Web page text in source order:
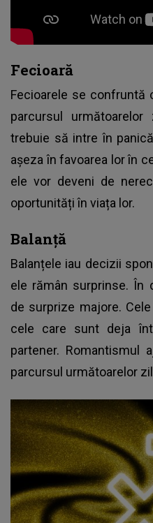
Fecioară
Fecioarele se confruntă
parcursul
trebuie să intre în
așeza în favoarea lor în
ele vor deveni de
oportunități în viața lor.
Balanță
Balanțele iau decizii
ele rămân surprinse. În
de surprize majore.
cele care sunt deja
partener. Romantismul
parcursul următoarelor